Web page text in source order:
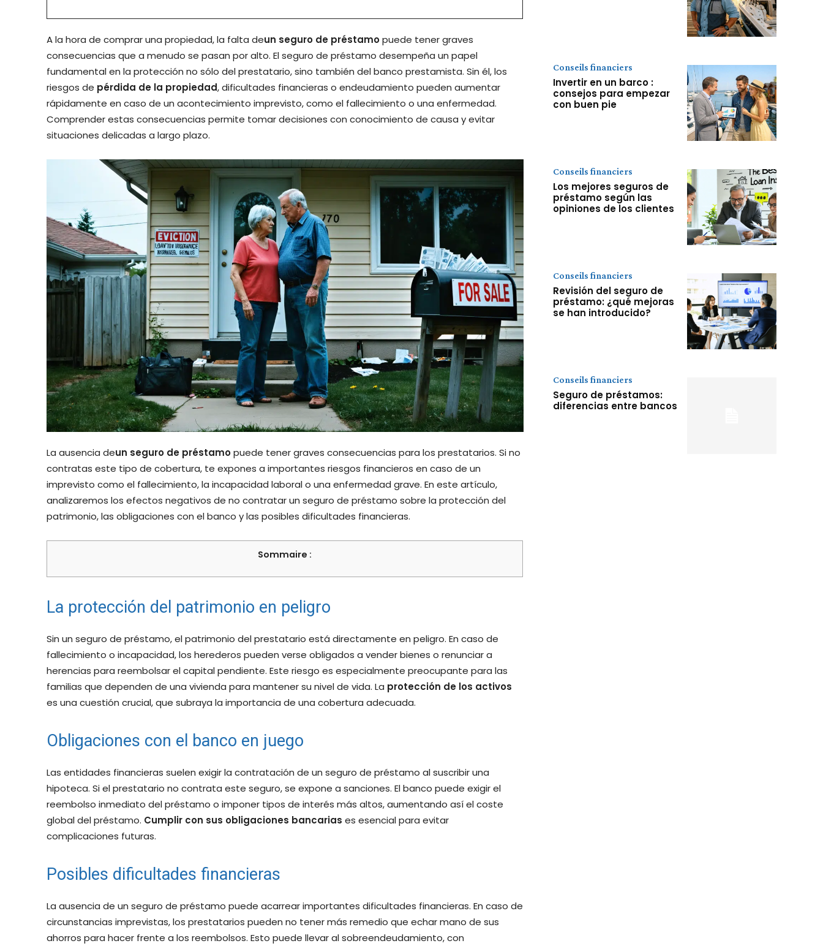
A la hora de comprar una propiedad, la falta deun seguro de préstamopuede tener graves
consecuencias que a menudo se pasan por alto. El seguro de préstamo desempeña un papel
fundamental en la protección no sólo del prestatario, sino también del banco prestamista. Sin él, los
riesgos de pérdida de la propiedad, dificultades financieras o endeudamiento pueden aumentar
rápidamente en caso de un acontecimiento imprevisto, como el fallecimiento o una enfermedad.
Comprender estas consecuencias permite tomar decisiones con conocimiento de causa y evitar
situaciones delicadas a largo plazo.
La ausencia deun seguro de préstamopuede tener graves consecuencias para los prestatarios. Si no
contratas este tipo de cobertura, te expones a importantes riesgos financieros en caso de un
imprevisto como el fallecimiento, la incapacidad laboral o una enfermedad grave. En este artículo,
analizaremos los efectos negativos de no contratar un seguro de préstamo sobre la protección del
patrimonio, las obligaciones con el banco y las posibles dificultades financieras.
Sommaire :
La protección del patrimonio en peligro
Sin un seguro de préstamo, el patrimonio del prestatario está directamente en peligro. En caso de
fallecimiento o incapacidad, los herederos pueden verse obligados a vender bienes o renunciar a
herencias para reembolsar el capital pendiente. Este riesgo es especialmente preocupante para las
familias que dependen de una vivienda para mantener su nivel de vida. La protección de los activos
es una cuestión crucial, que subraya la importancia de una cobertura adecuada.
Obligaciones con el banco en juego
Las entidades financieras suelen exigir la contratación de un seguro de préstamo al suscribir una
hipoteca. Si el prestatario no contrata este seguro, se expone a sanciones. El banco puede exigir el
reembolso inmediato del préstamo o imponer tipos de interés más altos, aumentando así el coste
global del préstamo. Cumplir con sus obligaciones bancarias es esencial para evitar
complicaciones futuras.
Posibles dificultades financieras
La ausencia de un seguro de préstamo puede acarrear importantes dificultades financieras. En caso de
circunstancias imprevistas, los prestatarios pueden no tener más remedio que echar mano de sus
ahorros para hacer frente a los reembolsos. Esto puede llevar al sobreendeudamiento, con
Conseils financiers
Invertir en un barco :
consejos para empezar
con buen pie
Conseils financiers
Los mejores seguros de
préstamo según las
opiniones de los clientes
Conseils financiers
Revisión del seguro de
préstamo: ¿qué mejoras
se han introducido?
Conseils financiers
Seguro de préstamos:
diferencias entre bancos